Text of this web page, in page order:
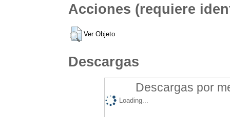
Acciones (requiere
Ver Objeto
Descargas
Descargas por
Loading...